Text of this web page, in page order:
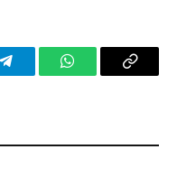
TelegramWhatsAppCopy